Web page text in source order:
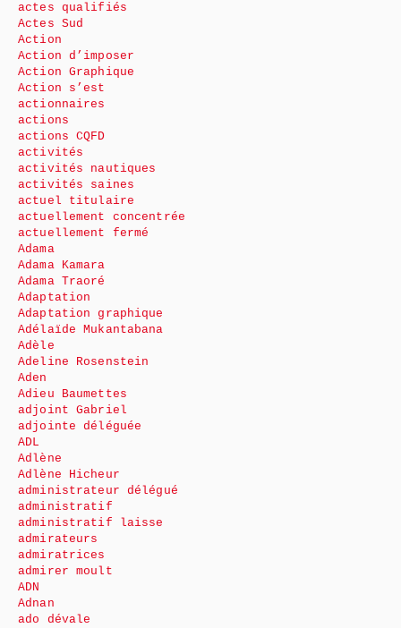
actes qualifiés
Actes Sud
Action
Action d’imposer
Action Graphique
Action s’est
actionnaires
actions
actions CQFD
activités
activités nautiques
activités saines
actuel titulaire
actuellement concentrée
actuellement fermé
Adama
Adama Kamara
Adama Traoré
Adaptation
Adaptation graphique
Adélaïde Mukantabana
Adèle
Adeline Rosenstein
Aden
Adieu Baumettes
adjoint Gabriel
adjointe déléguée
ADL
Adlène
Adlène Hicheur
administrateur délégué
administratif
administratif laisse
admirateurs
admiratrices
admirer moult
ADN
Adnan
ado dévale